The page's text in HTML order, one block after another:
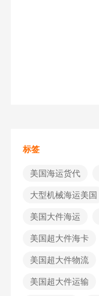
标签
美国海运货代
大型机械海运美国
美国大件海运
美国超大件海卡
美国超大件物流
美国超大件运输